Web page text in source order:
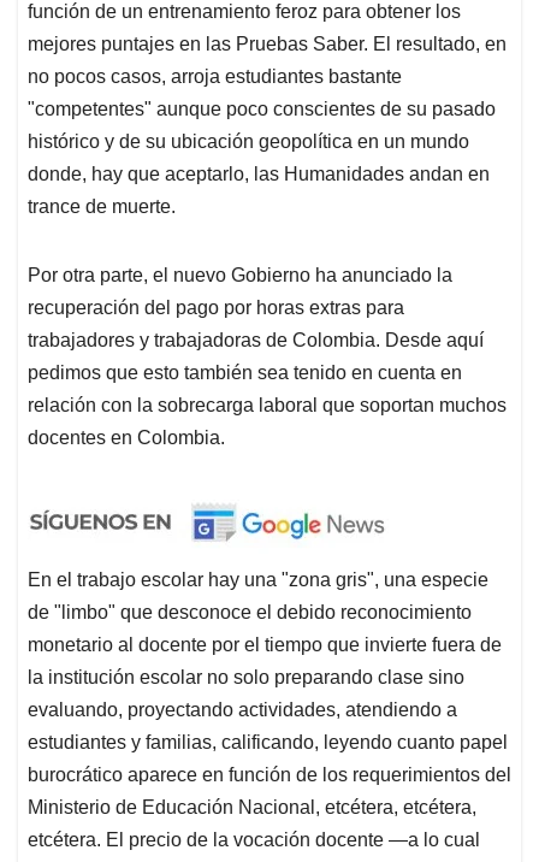
función de un entrenamiento feroz para obtener los
mejores puntajes en las Pruebas Saber. El resultado, en
no pocos casos, arroja estudiantes bastante
"competentes" aunque poco conscientes de su pasado
histórico y de su ubicación geopolítica en un mundo
donde, hay que aceptarlo, las Humanidades andan en
trance de muerte.
Por otra parte, el nuevo Gobierno ha anunciado la
recuperación del pago por horas extras para
trabajadores y trabajadoras de Colombia. Desde aquí
pedimos que esto también sea tenido en cuenta en
relación con la sobrecarga laboral que soportan muchos
docentes en Colombia.
En el trabajo escolar hay una "zona gris", una especie
de "limbo" que desconoce el debido reconocimiento
monetario al docente por el tiempo que invierte fuera de
la institución escolar no solo preparando clase sino
evaluando, proyectando actividades, atendiendo a
estudiantes y familias, calificando, leyendo cuanto papel
burocrático aparece en función de los requerimientos del
Ministerio de Educación Nacional, etcétera, etcétera,
etcétera. El precio de la vocación docente —a lo cual